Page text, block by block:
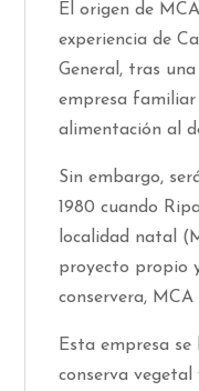
El origen de
experiencia de
General, tras
empresa
alimentación al
Sin embargo,
1980 cuando
localidad natal
proyecto propio
conservera, MCA
Esta empresa
conserva vegetal